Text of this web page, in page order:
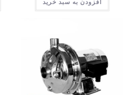
افزودن به سبد خرید